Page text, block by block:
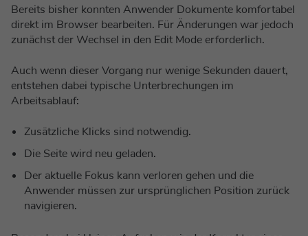
Bereits bisher konnten Anwender Dokumente komfortabel
direkt im Browser bearbeiten. Für Änderungen war jedoch
zunächst der Wechsel in den Edit Mode erforderlich.
Auch wenn dieser Vorgang nur wenige Sekunden dauert,
entstehen dabei typische Unterbrechungen im
Arbeitsablauf:
Zusätzliche Klicks sind notwendig.
Die Seite wird neu geladen.
Der aktuelle Fokus kann verloren gehen und die
Anwender müssen zur ursprünglichen Position zurück
navigieren.